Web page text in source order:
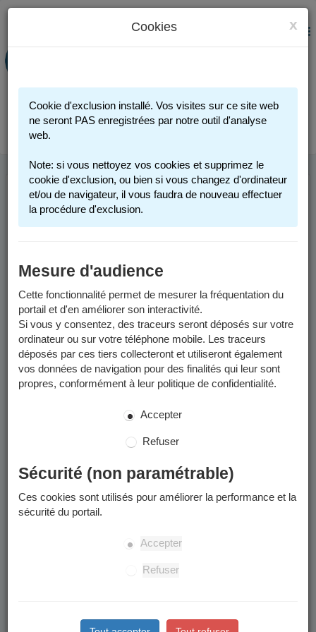
PORTAIL FAMILLE
Connexion
MENU
FACTURES ET
PAIEMENT
Factures
Depuis le 1er juin 2026, les factures sont envoyées par voie
postale par le Service de Gestion Comptable Grenoble-
Métropole et/ou déposées dans votre
Espace Finances
Publiques
Les factures que vous pouvez consulter sur le Portail Famille
sont uniquement celles émises jusqu'en mai 2026.
Paiement des factures
factures peuvent être réglées :
Pour les factures émises avant le 1er juin 2026 : en
ligne (par PAYFIP),
carte bancaire ou par prélèvement unitaire.
x
Cookies
Cookie d'exclusion installé. Vos visites sur ce site web
ne seront PAS enregistrées par notre outil d'analyse
web.
Note: si vous nettoyez vos cookies et supprimez le
cookie d'exclusion, ou bien si vous changez d'ordinateur
et/ou de navigateur, il vous faudra de nouveau effectuer
la procédure d'exclusion.
Mesure d'audience
Cette fonctionnalité permet de mesurer la fréquentation du
portail et d'en améliorer son interactivité.
Si vous y consentez, des traceurs seront déposés sur votre
ordinateur ou sur votre téléphone mobile. Les traceurs
déposés par ces tiers collecteront et utiliseront également
vos données de navigation pour des finalités qui leur sont
propres, conformément à leur politique de confidentialité.
Accepter
Refuser
Sécurité (non paramétrable)
Ces cookies sont utilisés pour améliorer la performance et la
sécurité du portail.
Accepter
Refuser